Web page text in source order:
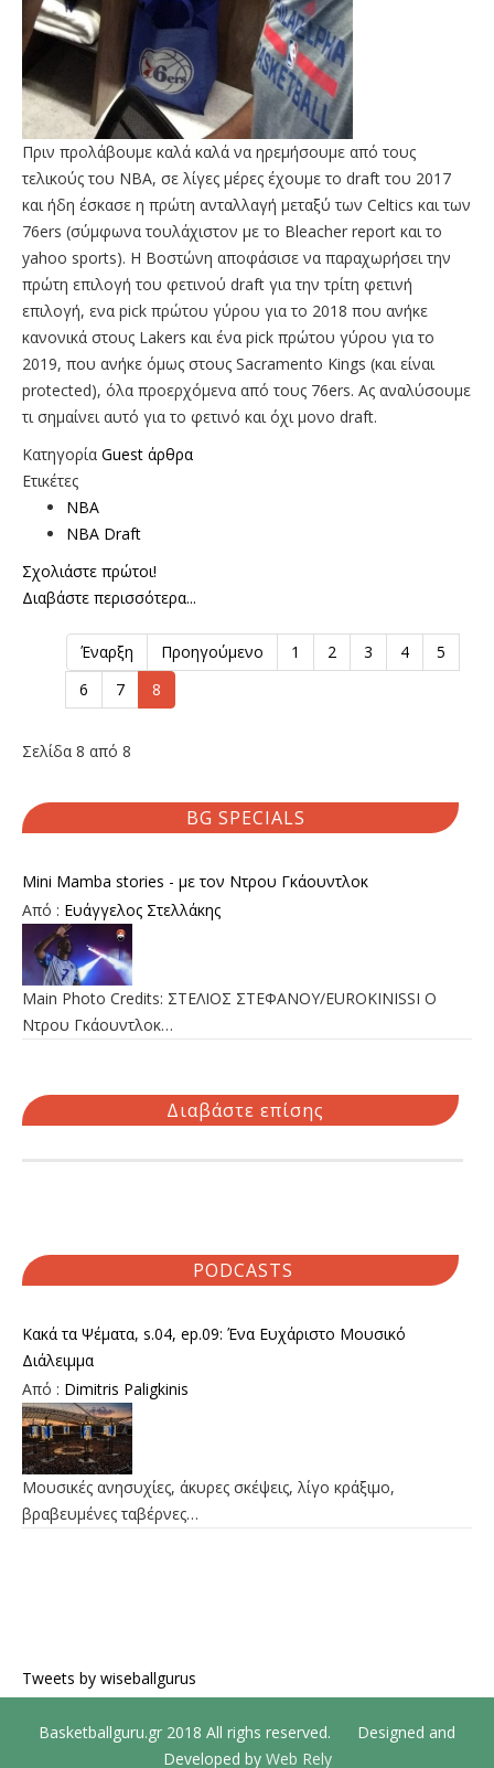
Πριν προλάβουμε καλά καλά να ηρεμήσουμε από τους
τελικούς του ΝΒΑ, σε λίγες μέρες έχουμε το draft του 2017
και ήδη έσκασε η πρώτη ανταλλαγή μεταξύ των Celtics και των
76ers (σύμφωνα τουλάχιστον με το Bleacher report και το
yahoo sports). Η Βοστώνη αποφάσισε να παραχωρήσει την
πρώτη επιλογή του φετινού draft για την τρίτη φετινή
επιλογή, ενα pick πρώτου γύρου για το 2018 που ανήκε
κανονικά στους Lakers και ένα pick πρώτου γύρου για το
2019, που ανήκε όμως στους Sacramento Kings (και είναι
protected), όλα προερχόμενα από τους 76ers. Ας αναλύσουμε
τι σημαίνει αυτό για το φετινό και όχι μονο draft.
Κατηγορία Guest άρθρα
Ετικέτες
NBA
NBA Draft
Σχολιάστε πρώτοι!
Διαβάστε περισσότερα...
Έναρξη Προηγούμενο 1 2 3 4
5
6
7 8
Σελίδα 8 από 8
BG SPECIALS
Mini Mamba stories - με τον Ντρου Γκάουντλοκ
Από : Ευάγγελος Στελλάκης
Main Photo Credits: ΣΤΕΛΙΟΣ ΣΤΕΦΑΝΟΥ/EUROKINISSI Ο
Ντρου Γκάουντλοκ…
Διαβάστε επίσης
PODCASTS
Κακά τα Ψέματα, s.04, ep.09: Ένα Ευχάριστο Μουσικό
Διάλειμμα
Από : Dimitris Paligkinis
Μουσικές ανησυχίες, άκυρες σκέψεις, λίγο κράξιμο,
βραβευμένες ταβέρνες…
Tweets by wiseballgurus
Basketballguru.gr 2018 All righs reserved. Designed and
Developed by Web Rely